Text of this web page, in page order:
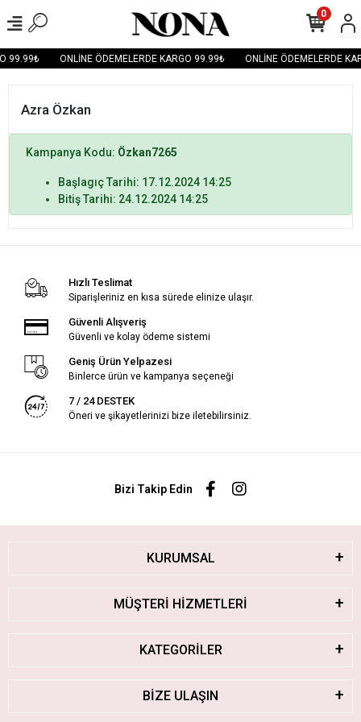
99.99₺ ONLİNE ÖDEMELERDE KARGO 99.99₺ ONLİNE ÖDEMELERDE
0
Azra Özkan
Kampanya Kodu: Özkan7265
Başlagıç Tarihi: 17.12.2024 14:25
Bitiş Tarihi: 24.12.2024 14:25
Hızlı Teslimat
Siparişleriniz en kısa sürede elinize ulaşır.
Güvenli Alışveriş
Güvenli ve kolay ödeme sistemi
Geniş Ürün Yelpazesi
Binlerce ürün ve kampanya seçeneği
7 / 24 DESTEK
Öneri ve şikayetlerinizi bize iletebilirsiniz.
Bizi Takip Edin
KURUMSAL
MÜŞTERİ HİZMETLERİ
KATEGORİLER
BİZE ULAŞIN